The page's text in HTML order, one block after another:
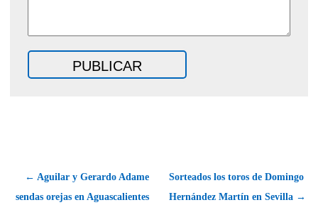
← Aguilar y Gerardo Adame
sendas orejas en Aguascalientes
Sorteados los toros de Domingo
Hernández Martín en Sevilla →